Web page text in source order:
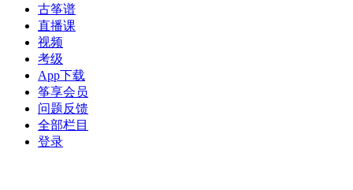
古筝谱
直播课
视频
考级
App下载
筝享会员
问题反馈
全部栏目
登录